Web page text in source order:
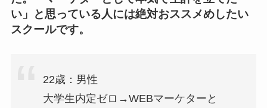
い」と思っている人には絶対おススメめしたい
スクールです。
22歳：男性
大学生内定ゼロ→WEBマーケターと